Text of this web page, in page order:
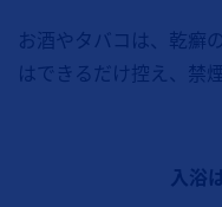
お酒やタバコは、乾癬
はできるだけ控え、禁
入浴